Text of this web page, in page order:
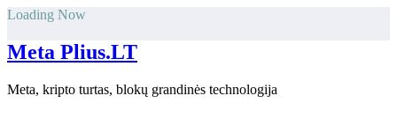
Skip
content
Loading Now
Meta Plius.LT
Meta, kripto turtas, blokų grandinės technologija